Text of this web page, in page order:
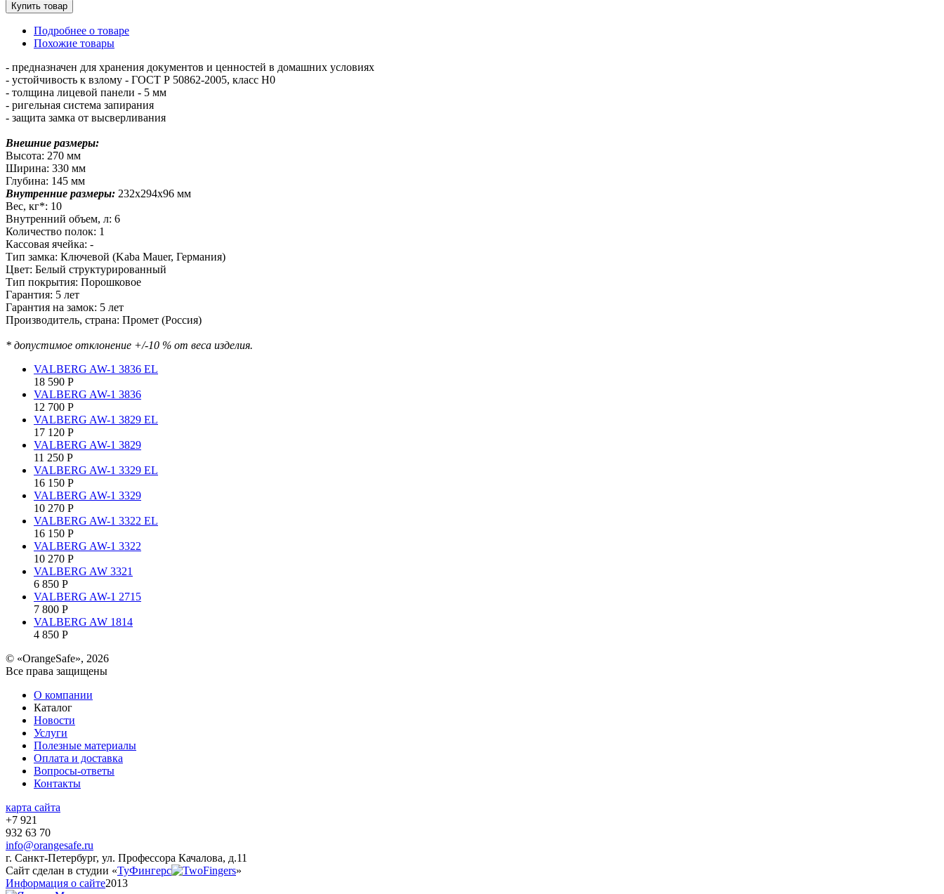
Подробнее о товаре
Похожие товары
- предназначен для хранения документов и ценностей в домашних условиях
- устойчивость к взлому - ГОСТ Р 50862-2005, класс Н0
- толщина лицевой панели - 5 мм
- ригельная система запирания
- защита замка от высверливания
Внешние размеры:
Высота: 270 мм
Ширина: 330 мм
Глубина: 145 мм
Внутренние размеры: 232х294х96 мм
Вес, кг*: 10
Внутренний объем, л: 6
Количество полок: 1
Кассовая ячейка: -
Тип замка: Ключевой (Kaba Mauer, Германия)
Цвет: Белый структурированный
Тип покрытия: Порошковое
Гарантия: 5 лет
Гарантия на замок: 5 лет
Производитель, страна: Промет (Россия)
* допустимое отклонение +/-10 % от веса изделия.
VALBERG AW-1 3836 EL
18 590 Р
VALBERG AW-1 3836
12 700 Р
VALBERG AW-1 3829 EL
17 120 Р
VALBERG AW-1 3829
11 250 Р
VALBERG AW-1 3329 EL
16 150 Р
VALBERG AW-1 3329
10 270 Р
VALBERG AW-1 3322 EL
16 150 Р
VALBERG AW-1 3322
10 270 Р
VALBERG AW 3321
6 850 Р
VALBERG AW-1 2715
7 800 Р
VALBERG AW 1814
4 850 Р
© «OrangeSafe», 2026
Все права защищены
О компании
Каталог
Новости
Услуги
Полезные материалы
Оплата и доставка
Вопросы-ответы
Контакты
карта сайта
+7 921
932 63 70
info@orangesafe.ru
г. Санкт-Петербург, ул. Профессора Качалова, д.11
Сайт сделан в студии «ТуФингерс
»
Информация о сайте2013